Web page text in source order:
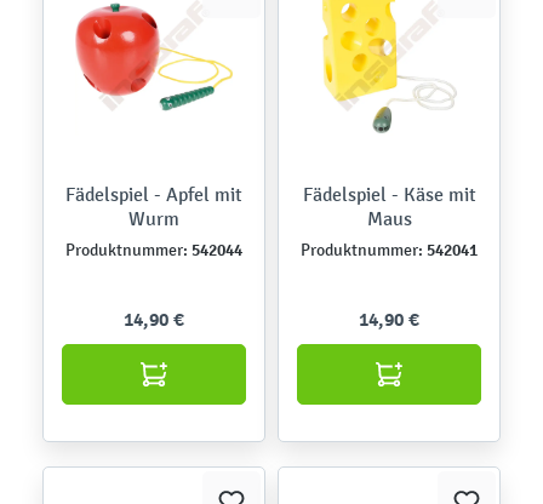
Fädelspiel - Apfel mit
Wurm
Produktnummer: 542044
14,90 €
Fädelspiel - Käse mit
Maus
Produktnummer: 542041
14,90 €